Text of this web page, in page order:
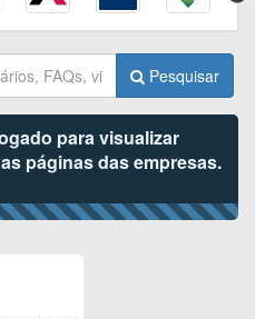
Pesquisar
para visualizar
páginas das empresas.